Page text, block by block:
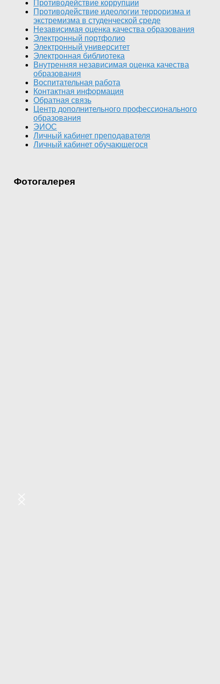
Противодействие коррупции
Противодействие идеологии терроризма и
экстремизма в студенческой среде
Независимая оценка качества образования
Электронный портфолио
Электронный университет
Электронная библиотека
Внутренняя независимая оценка качества
образования
Воспитательная работа
Контактная информация
Обратная связь
Центр дополнительного профессионального
образования
ЭИОС
Личный кабинет преподавателя
Личный кабинет обучающегося
Фотогалерея